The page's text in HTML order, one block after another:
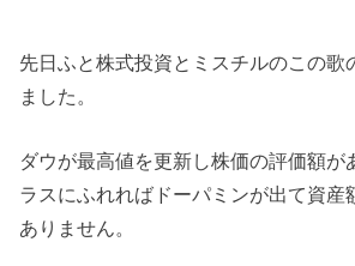
先日ふと株式投資とミスチルのこの歌
ました。
ダウが最高値を更新し株価の評価額が
ラスにふれればドーパミンが出て資産
ありません。